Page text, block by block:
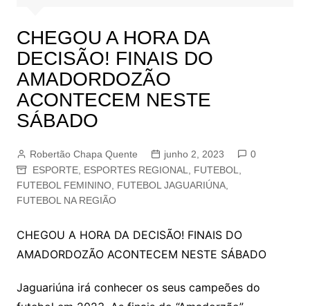
CHEGOU A HORA DA
DECISÃO! FINAIS DO
AMADORDOZÃO
ACONTECEM NESTE
SÁBADO
Robertão Chapa Quente junho 2, 2023
0
ESPORTE, ESPORTES REGIONAL FUTEBOL
FUTEBOL FEMININO, FUTEBOL JAGUARIÚNA,
FUTEBOL NA REGIÃO
CHEGOU A HORA DA DECISÃO! FINAIS DO
AMADORDOZÃO ACONTECEM NESTE SÁBADO
Jaguariúna irá conhecer os seus campeões do